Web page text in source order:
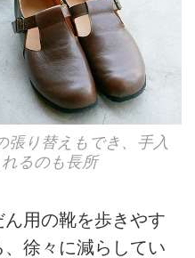
張り替えもでき、手入
るのも長所
用の靴を歩きやす
徐々に減らしてい